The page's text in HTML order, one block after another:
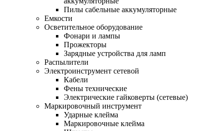
Пилы сабельные аккумуляторные
Емкости
Осветительное оборудование
Фонари и лампы
Прожекторы
Зарядные устройства для ламп
Распылители
Электроинструмент сетевой
Кабели
Фены технические
Электрические гайковерты (сетевые)
Маркировочный инструмент
Ударные клейма
Маркировочные клейма